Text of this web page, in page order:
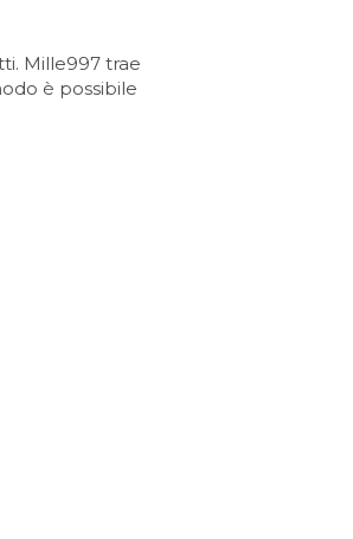
Mille997 trae
è possibile